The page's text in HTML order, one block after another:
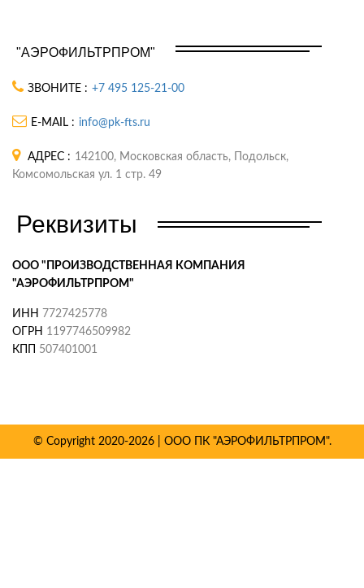
"АЭРОФИЛЬТРПРОМ"
ЗВОНИТЕ : +7 495 125-21-00
E-MAIL : info@pk-fts.ru
АДРЕС : 142100, Московская область, Подольск,
Комсомольская ул. 1 стр. 49
Реквизиты
ООО "ПРОИЗВОДСТВЕННАЯ КОМПАНИЯ
"АЭРОФИЛЬТРПРОМ"
ИНН
7727425778
ОГРН 1197746509982
КПП
507401001
© Copyright 2020-2026 | ООО ПК "АЭРОФИЛЬТРПРОМ".